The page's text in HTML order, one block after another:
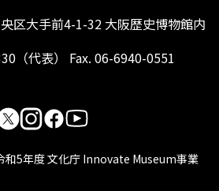
区大手前4-1-32 大阪歴史博物館内
（代表） Fax. 06-6940-0551
和5年度 文化庁 Innovate Museum事業